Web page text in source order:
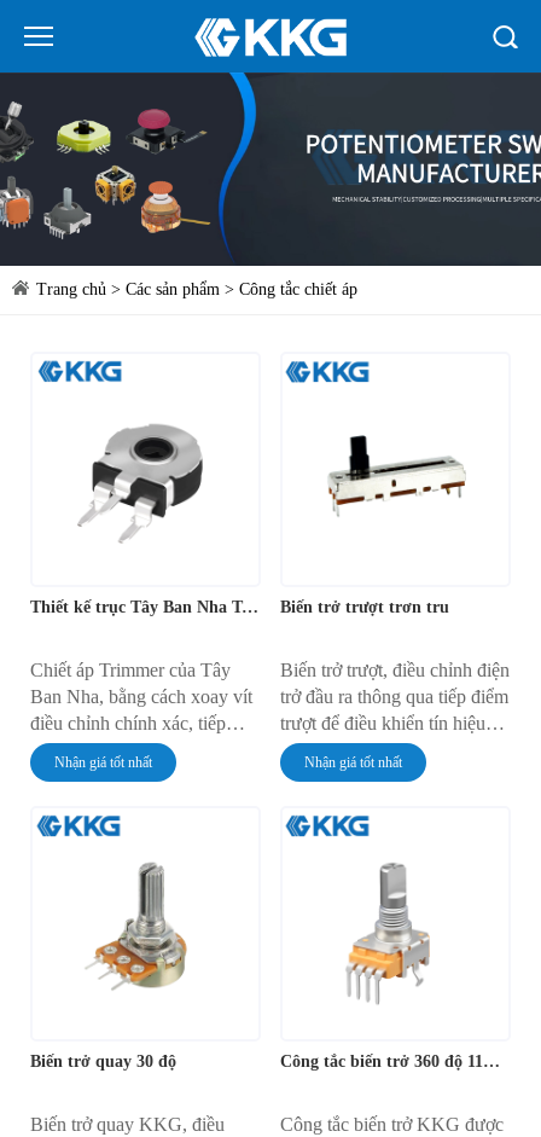
Trang chủ > Các sản phẩm > Công tắc chiết áp
Thiết kế trục Tây Ban Nha Trimmer Potentiometer
Chiết áp Trimmer của Tây
Ban Nha, bằng cách xoay vít
điều chỉnh chính xác, tiếp
điểm trượt bên trong di
chuyển dọc theo màng điện
điều chỉnh chính xác độ lệch
Nhận giá tốt nhất
Biến trở trượt trơn tru
Biến trở trượt, điều chỉnh điện
trở đầu ra thông qua tiếp điểm
trượt để điều khiển tín hiệu
chính xác, được sử dụng rộng
rãi trong hệ thống âm thanh,
Nhận giá tốt nhất
Biến trở quay 30 độ
Biến trở quay KKG, điều
Công tắc biến trở 360 độ 11mm
Công tắc biến trở KKG được